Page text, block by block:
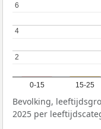
0-15 15-25
2
2
4
4
6
6
Bevolking,
2025 per